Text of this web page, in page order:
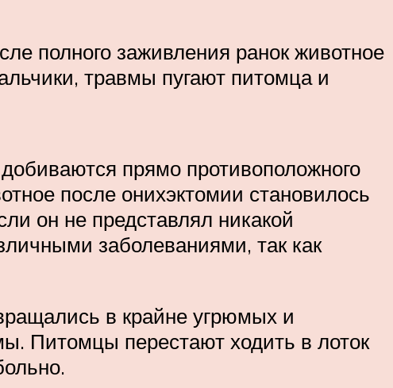
полного заживления ранок животное
травмы пугают питомца и
прямо противоположного
после онихэктомии становилось
он не представлял никакой
заболеваниями, так как
в крайне угрюмых и
Питомцы перестают ходить в лоток